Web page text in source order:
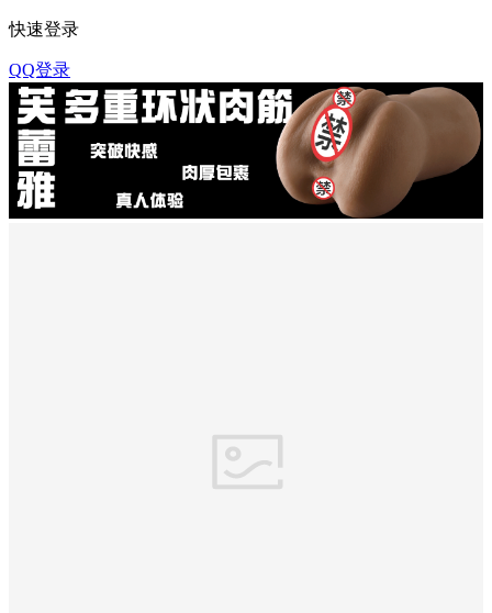
快速登录
QQ登录